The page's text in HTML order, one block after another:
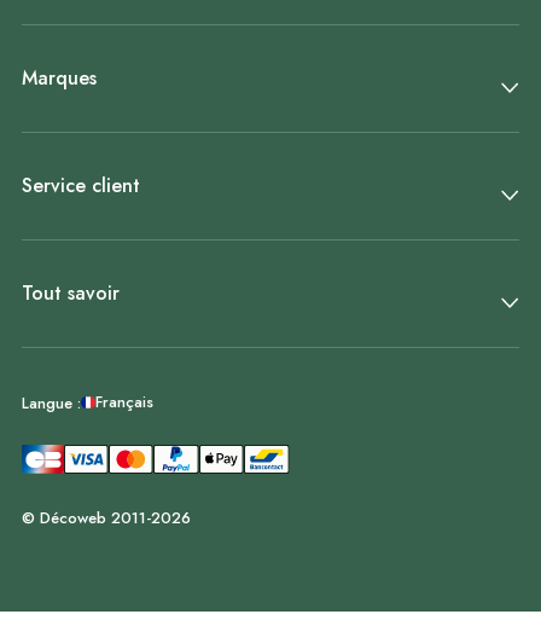
Marques
Service client
Tout savoir
Langue : Français
© Décoweb 2011-2026